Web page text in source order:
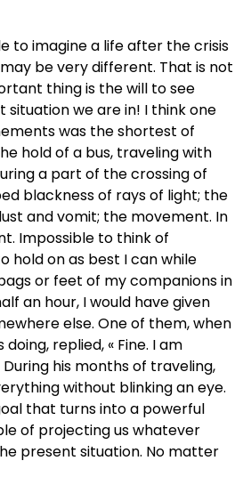
to imagine a life after the crisis
be very different. That is not
thing is the will to see
situation we are in! I think one
was the shortest of
hold of a bus, traveling with
a part of the crossing of
blackness of rays of light; the
and vomit; the movement. In
Impossible to think of
hold on as best I can while
or feet of my companions in
an hour, I would have given
else. One of them, when
replied, « Fine. I am
During his months of traveling,
without blinking an eye.
that turns into a powerful
of projecting us whatever
present situation. No matter